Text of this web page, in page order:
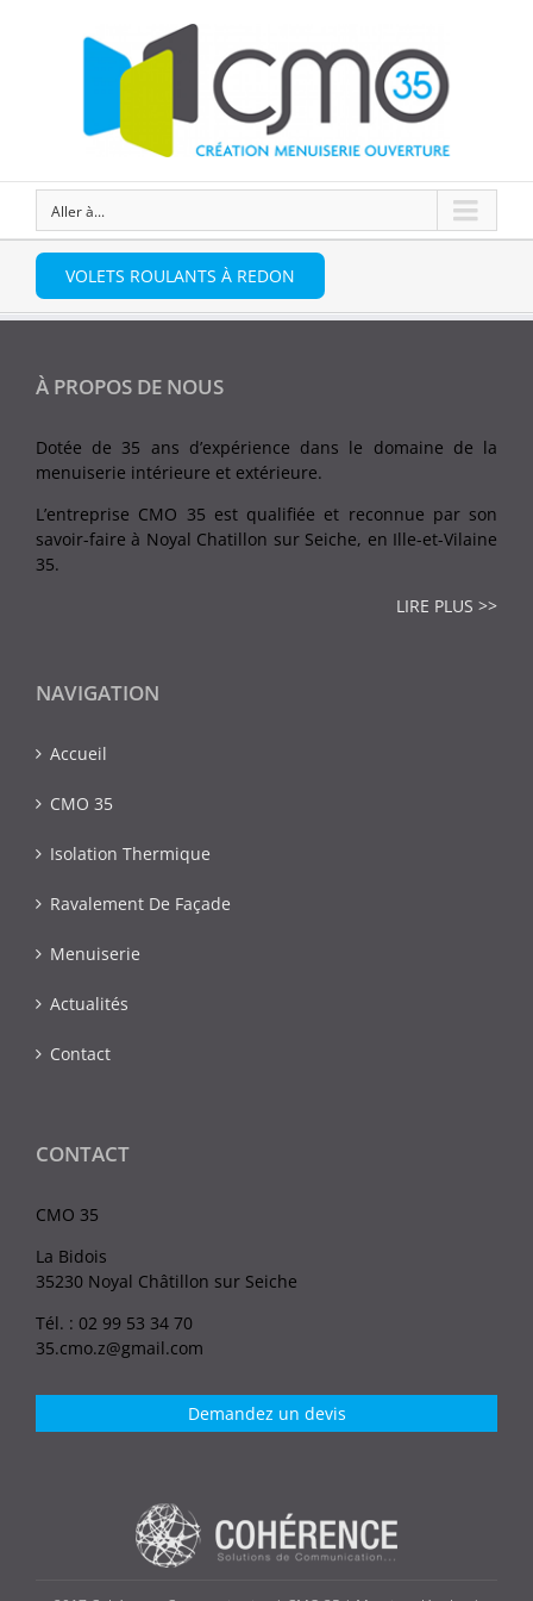
Aller à...
VOLETS ROULANTS À REDON
À PROPOS DE NOUS
Dotée de 35 ans d’expérience dans le domaine de la
menuiserie intérieure et extérieure.
L’entreprise CMO 35 est qualifiée et reconnue par son
savoir-faire à Noyal Chatillon sur Seiche, en Ille-et-Vilaine
35.
LIRE PLUS >>
NAVIGATION
Accueil
CMO 35
Isolation Thermique
Ravalement De Façade
Menuiserie
Actualités
Contact
CONTACT
CMO 35
La Bidois
35230 Noyal Châtillon sur Seiche
Tél. : 02 99 53 34 70
35.cmo.z@gmail.com
Demandez un devis